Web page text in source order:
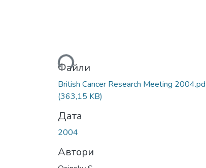
Вантажиться...
Файли
British Cancer Research Meeting
(363,15 KB)
Дата
2004
Автори